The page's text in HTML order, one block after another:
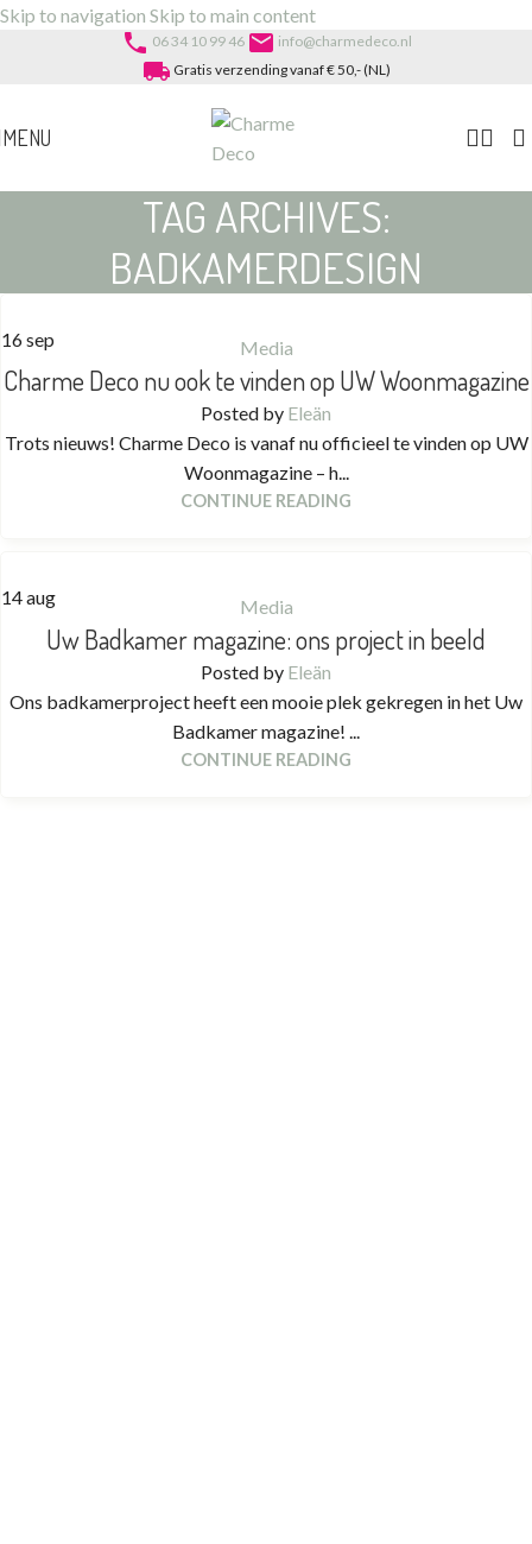
Skip to navigation Skip to main content
phone 06 34 10 99 46 email info@charmedeco.nl
local_shipping Gratis verzending vanaf € 50,- (NL)
MENU
TAG ARCHIVES:
BADKAMERDESIGN
16sep Media
Charme Deco nu ook te vinden op UW Woonmagazine
Posted by Eleän
Trots nieuws! Charme Deco is vanaf nu officieel te vinden op UW
Woonmagazine – h...
CONTINUE READING
14aug Media
Uw Badkamer magazine: ons project in beeld
Posted by Eleän
Ons badkamerproject heeft een mooie plek gekregen in het Uw
Badkamer magazine! ...
CONTINUE READING